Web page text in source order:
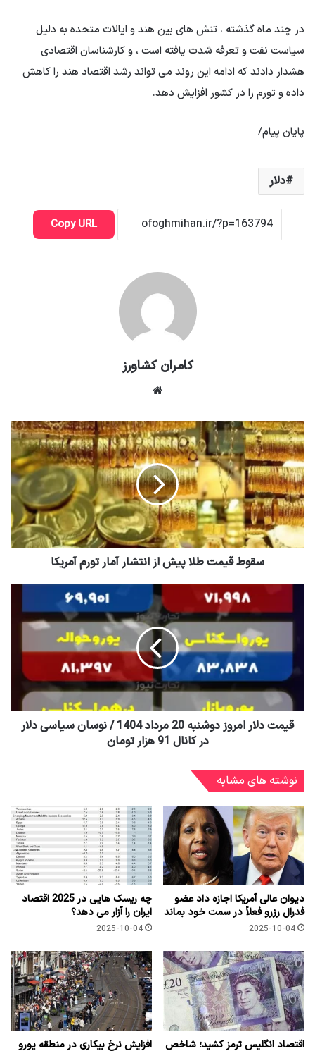
در چند ماه گذشته ، تنش های بین هند و ایالات متحده به دلیل
سیاست نفت و تعرفه شدت یافته است ، و کارشناسان اقتصادی
هشدار دادند که ادامه این روند می تواند رشد اقتصاد هند را کاهش
داده و تورم را در کشور افزایش دهد.
پایان پیام/
دلار
Copy URL
کامران کشاورز
سقوط قیمت طلا پیش از انتشار آمار تورم آمریکا
قیمت دلار امروز دوشنبه 20 مرداد 1404 / نوسان سیاسی دلار
در کانال 91 هزار تومان
نوشته های مشابه
دیوان عالی آمریکا اجازه داد عضو
فدرال رزرو فعلاً در سمت خود بماند
2025-10-04
چه ریسک هایی در 2025 اقتصاد
ایران را آزار می دهد؟
2025-10-04
اقتصاد انگلیس ترمز کشید؛ شاخص
افزایش نرخ بیکاری در منطقه یورو